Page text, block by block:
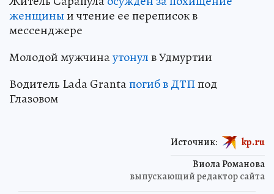
женщиныи чтение ее переписок в
мессенджере
Молодой мужчинаутонулв Удмуртии
Водитель Lada Grantaпогиб в ДТПпод
Глазовом
Виола Романова
выпускающий редактор сайта
Источник: kp.ru